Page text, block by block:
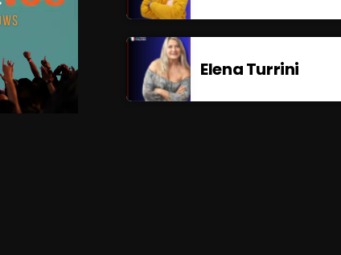
Elena Turrini